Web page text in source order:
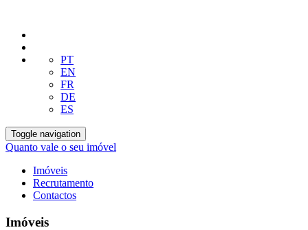
PT
EN
FR
DE
ES
Toggle navigation
Quanto vale o seu imóvel
Imóveis
Recrutamento
Contactos
Imóveis